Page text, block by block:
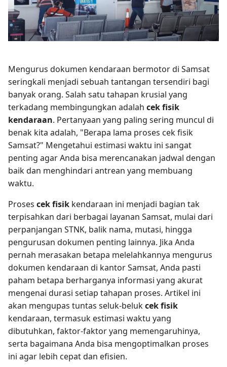
Mengurus dokumen kendaraan bermotor di Samsat
seringkali menjadi sebuah tantangan tersendiri bagi
banyak orang. Salah satu tahapan krusial yang
terkadang membingungkan adalah cek fisik
kendaraan. Pertanyaan yang paling sering muncul di
benak kita adalah, "Berapa lama proses cek fisik
Samsat?" Mengetahui estimasi waktu ini sangat
penting agar Anda bisa merencanakan jadwal dengan
baik dan menghindari antrean yang membuang
waktu.
Proses cek fisik kendaraan ini menjadi bagian tak
terpisahkan dari berbagai layanan Samsat, mulai dari
perpanjangan STNK, balik nama, mutasi, hingga
pengurusan dokumen penting lainnya. Jika Anda
pernah merasakan betapa melelahkannya mengurus
dokumen kendaraan di kantor Samsat, Anda pasti
paham betapa berharganya informasi yang akurat
mengenai durasi setiap tahapan proses. Artikel ini
akan mengupas tuntas seluk-belukcek fisik
kendaraan, termasuk estimasi waktu yang
dibutuhkan, faktor-faktor yang memengaruhinya,
serta bagaimana Anda bisa mengoptimalkan proses
ini agar lebih cepat dan efisien.